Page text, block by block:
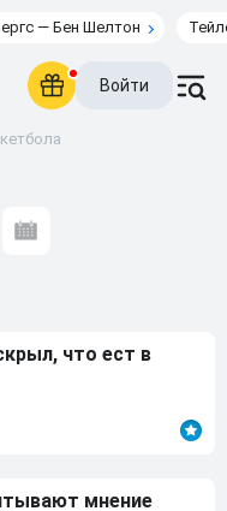
— Бен Шелтон
Войти
что ест в
мнение